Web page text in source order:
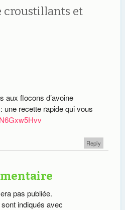
croustillants et
aux flocons d’avoine
une recette rapide qui vous
Reply
pas publiée.
indiqués avec